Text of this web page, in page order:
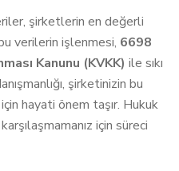
şirketlerin en değerli
verilerin işlenmesi, 6698
Kanunu (KVKK) ile sıkı
şirketinizin bu
hayati önem taşır. Hukuk
için süreci